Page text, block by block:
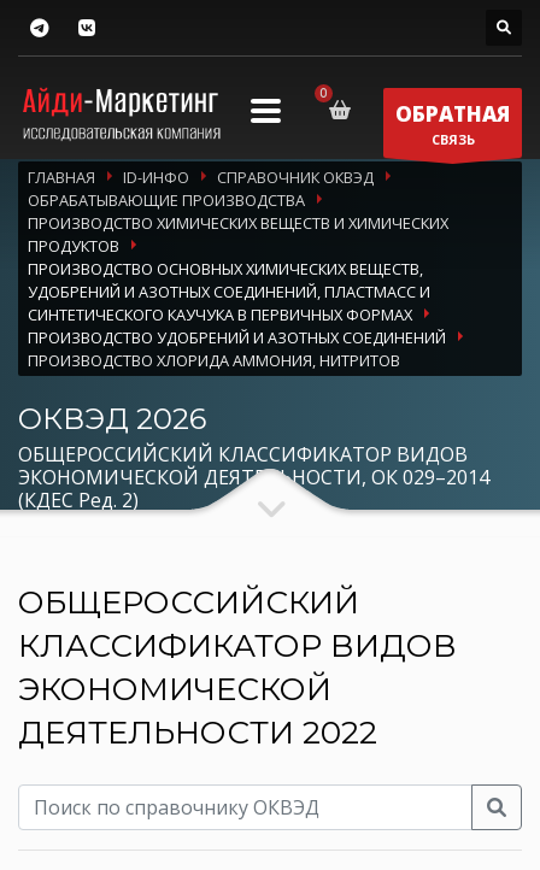
ОБРАТНАЯ
СВЯЗЬ
ГЛАВНАЯ ID-ИНФО
СПРАВОЧНИК ОКВЭД
ОБРАБАТЫВАЮЩИЕ ПРОИЗВОДСТВА
ПРОИЗВОДСТВО ХИМИЧЕСКИХ ВЕЩЕСТВ И ХИМИЧЕСКИХ
ПРОДУКТОВ
ПРОИЗВОДСТВО ОСНОВНЫХ ХИМИЧЕСКИХ ВЕЩЕСТВ,
УДОБРЕНИЙ И АЗОТНЫХ СОЕДИНЕНИЙ, ПЛАСТМАСС И
СИНТЕТИЧЕСКОГО КАУЧУКА В ПЕРВИЧНЫХ ФОРМАХ
ПРОИЗВОДСТВО УДОБРЕНИЙ И АЗОТНЫХ СОЕДИНЕНИЙ
ПРОИЗВОДСТВО ХЛОРИДА АММОНИЯ, НИТРИТОВ
ОКВЭД 2026
ОБЩЕРОССИЙСКИЙ КЛАССИФИКАТОР ВИДОВ
ЭКОНОМИЧЕСКОЙ ДЕЯТЕЛЬНОСТИ, ОК 029–2014
(КДЕС Ред. 2)
ОБЩЕРОССИЙСКИЙ
КЛАССИФИКАТОР ВИДОВ
ЭКОНОМИЧЕСКОЙ
ДЕЯТЕЛЬНОСТИ 2022